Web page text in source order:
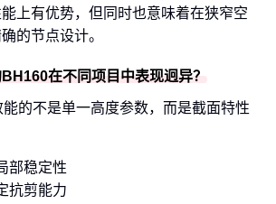
上有优势，但同时也意味着在狭窄空
的节点设计。
在不同项目中表现迥异？
的不是单一高度参数，而是截面特性
部稳定性
抗剪能力